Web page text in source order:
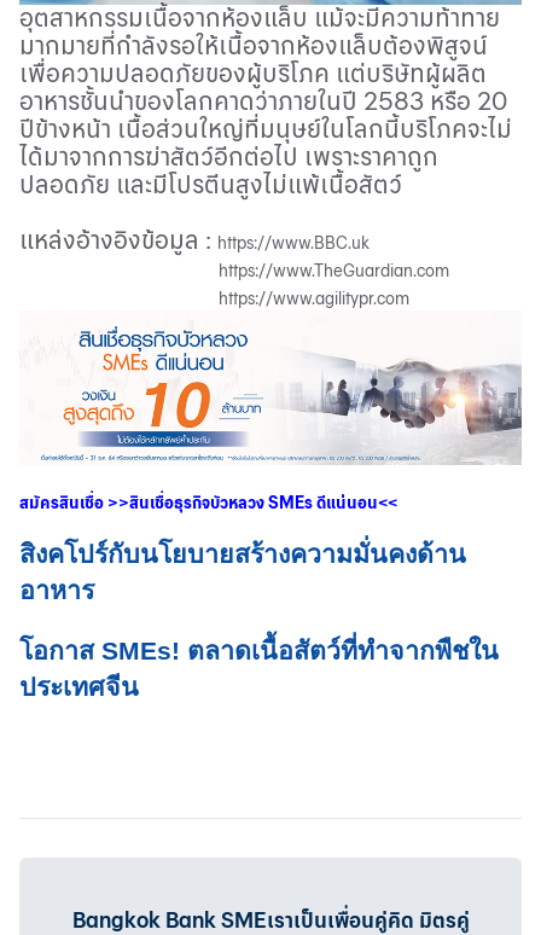
อุตสาหกรรมเนื้อจากห้องแล็บ แม้จะมีความท้าทาย
มากมายที่กำลังรอให้เนื้อจากห้องแล็บต้องพิสูจน์
เพื่อความปลอดภัยของผู้บริโภค แต่บริษัทผู้ผลิต
อาหารชั้นนำของโลกคาดว่าภายในปี 2583 หรือ 20
ปีข้างหน้า เนื้อส่วนใหญ่ที่มนุษย์ในโลกนี้บริโภคจะไม่
ได้มาจากการฆ่าสัตว์อีกต่อไป เพราะราคาถูก
ปลอดภัย และมีโปรตีนสูงไม่แพ้เนื้อสัตว์
แหล่งอ้างอิงข้อมูล : https://www.BBC.uk
https://www.TheGuardian.com
https://www.agilitypr.com
สมัครสินเชื่อ >>สินเชื่อธุรกิจบัวหลวงSMEsดีแน่นอน<<
สิงคโปร์กับนโยบายสร้างความมั่นคงด้าน
อาหาร
โอกาส SMEs! ตลาดเนื้อสัตว์ที่ทำจากพืชใน
ประเทศจีน
Bangkok Bank SMEเราเป็นเพื่อนคู่คิด มิตรคู่